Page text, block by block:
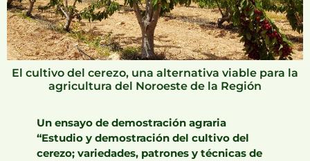
El cultivo del cerezo, una alternativa viable para la
agricultura del Noroeste de la Región
Un ensayo de demostración agraria
“Estudio y demostración del cultivo del
cerezo; variedades, patrones y técnicas de